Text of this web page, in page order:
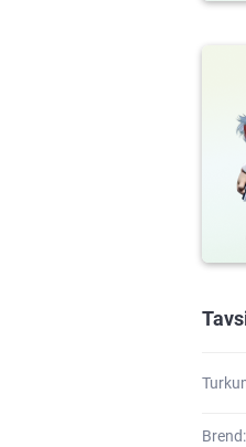
Brend: